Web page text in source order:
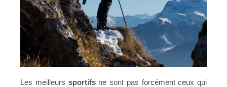
Les meilleurs sportifs ne sont pas forcément ceux qui